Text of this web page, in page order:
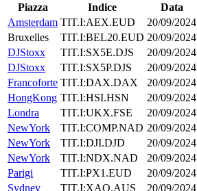
Piazza Indice Data
Amsterdam TIT.I:AEX.EUD 20/09/2024
Bruxelles
TIT.I:BEL20.EUD 20/09/2024
DJStoxx
TIT.I:SX5E.DJS 20/09/2024
DJStoxx
TIT.I:SX5P.DJS 20/09/2024
Francoforte TIT.I:DAX.DAX 20/09/2024
HongKong TIT.I:HSI.HSN 20/09/2024
Londra
TIT.I:UKX.FSE 20/09/2024
NewYork
TIT.I:COMP.NAD 20/09/2024
NewYork
TIT.I:DJI.DJD 20/09/2024
NewYork
TIT.I:NDX.NAD 20/09/2024
Parigi
TIT.I:PX1.EUD 20/09/2024
Sydney
TIT.I:XAO.AUS 20/09/2024